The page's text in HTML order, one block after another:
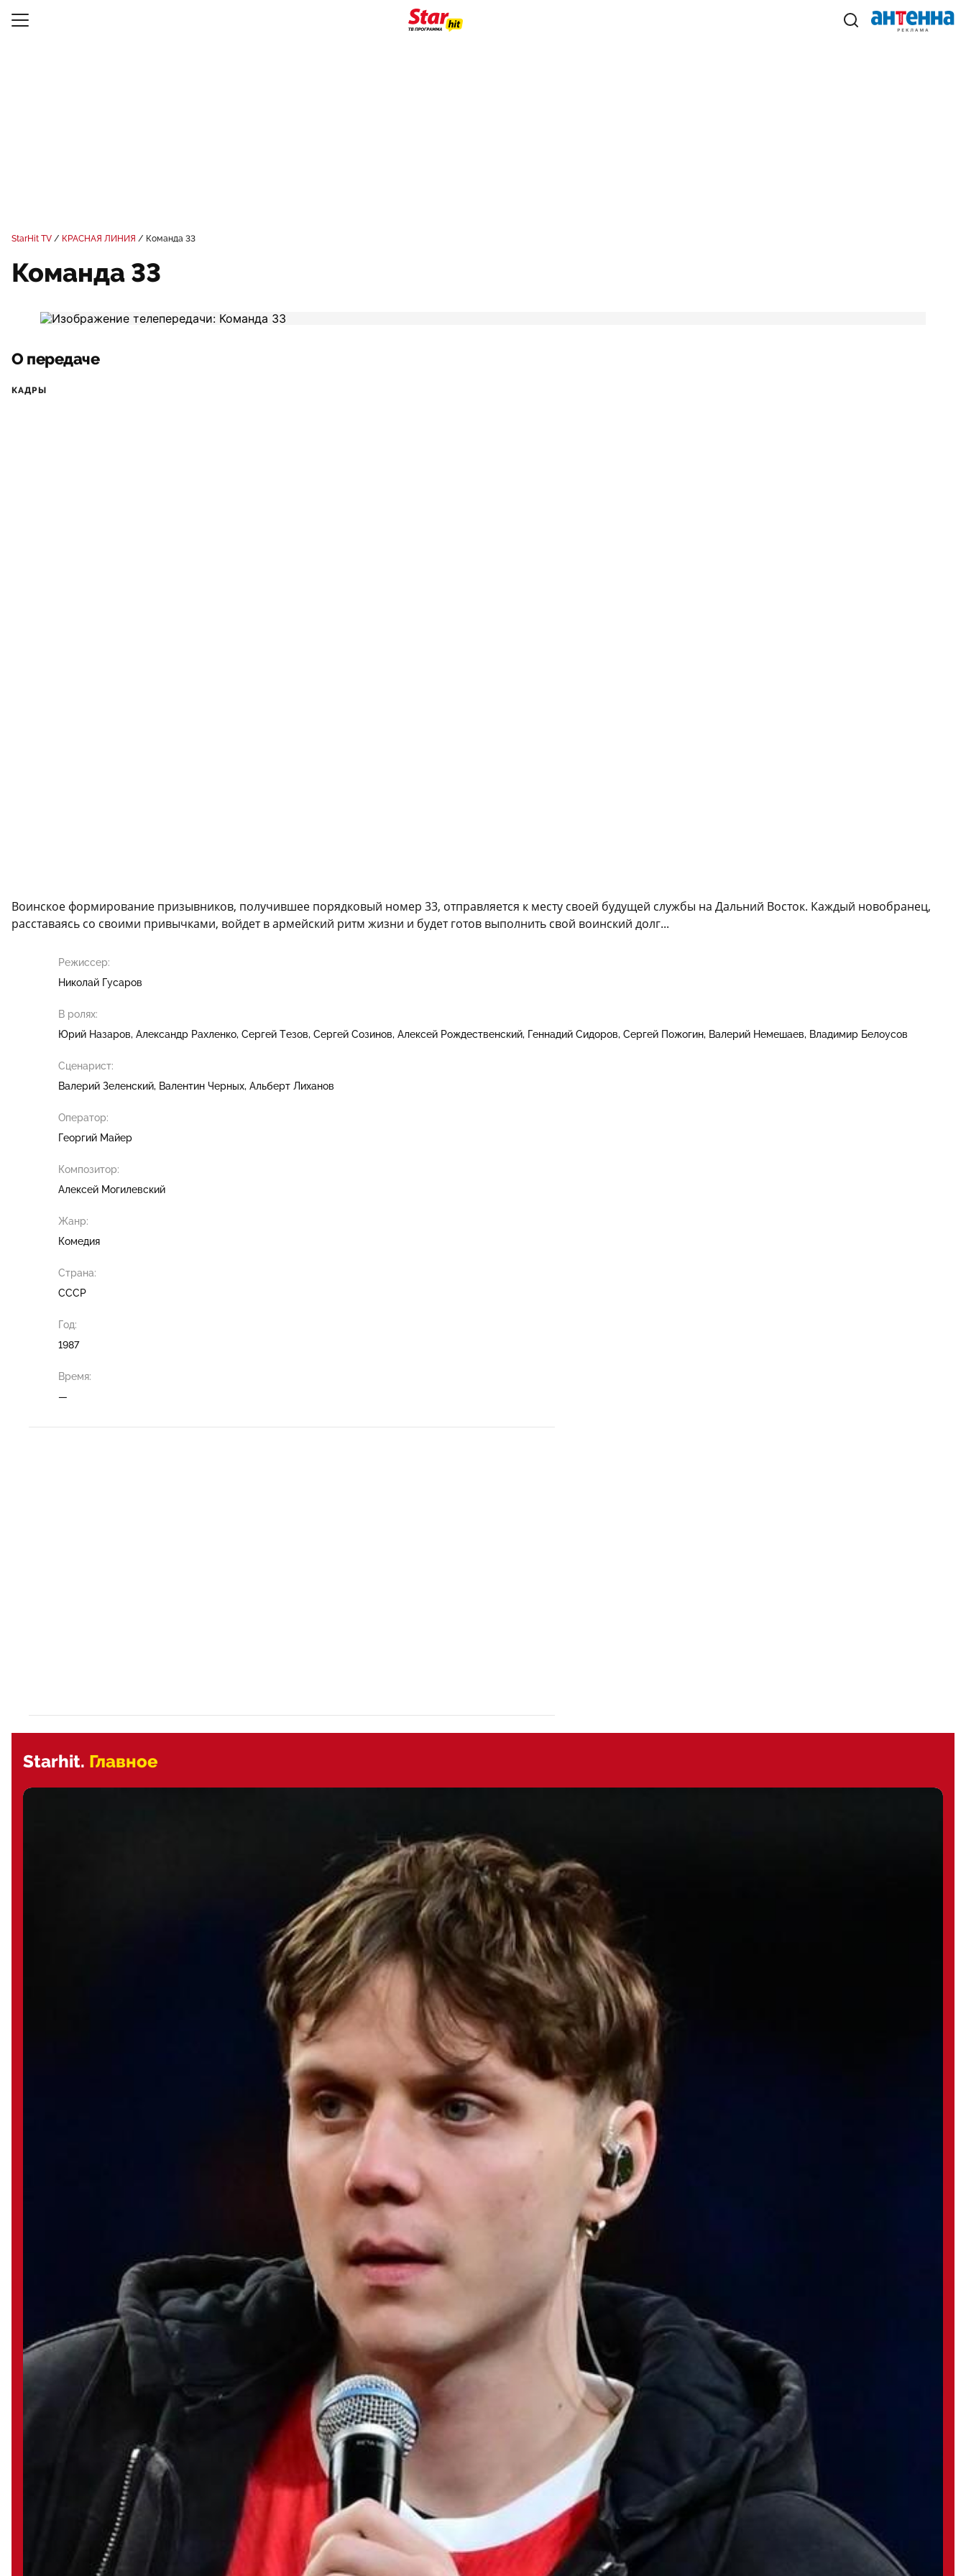
StarHit TV КРАСНАЯ ЛИНИЯ Команда 33
Команда 33
О передаче
КАДРЫ
Воинское формирование призывников, получившее порядковый номер 33, отправляется к месту своей будущей службы на Дальний Восток. Каждый новобранец,
расставаясь со своими привычками, войдет в армейский ритм жизни и будет готов выполнить свой воинский долг...
Режиссер:
Николай Гусаров
В ролях:
Юрий Назаров Александр Рахленко Сергей Тезов Сергей Созинов Алексей Рождественский Геннадий Сидоров Сергей Пожогин Валерий Немешаев Владимир Белоусов
Сценарист:
Валерий Зеленский Валентин Черных Альберт Лиханов
Оператор:
Георгий Майер
Композитор:
Алексей Могилевский
Жанр:
Комедия
Страна:
СССР
Год:
1987
Время:
—
Starhit. Главное